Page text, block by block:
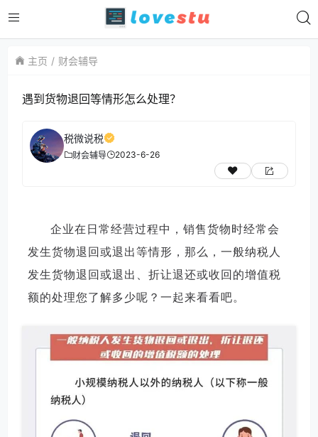
主页 财会辅导
遇到货物退回等情形怎么处理？
税微说税
财会辅导 2023-6-26
企业在日常经营过程中，销售货物时经常会
发生货物退回或退出等情形，那么，一般纳税人
发生货物退回或退出、折让退还或收回的增值税
额的处理您了解多少呢？一起来看看吧。